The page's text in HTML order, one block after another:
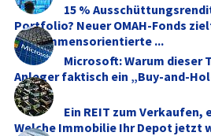
15 %
Portfolio? Neuer OMAH-Fonds
einkommensorientierte ...
Microsoft: Warum dieser
Anleger faktisch ein „Buy-and-
Ein REIT zum Verkaufen,
Welche Immobilie Ihr Depot jetzt